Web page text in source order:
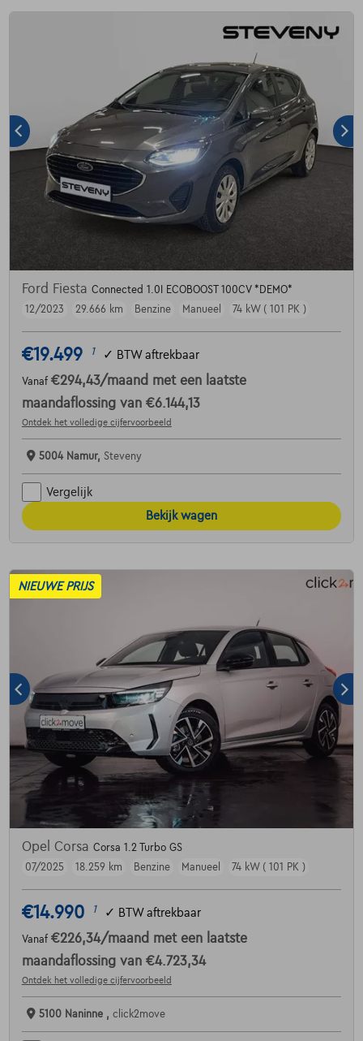
Ford Fiesta Connected 1.0I ECOBOOST 100CV *DEMO*
12/2023
29.666 km Benzine Manueel 74 kW ( 101 PK )
€19.499 1 ✓ BTW aftrekbaar
Vanaf €294,43/maand met een laatste
maandaflossing van €6.144,13
Ontdek het volledige cijfervoorbeeld
5004 Namur, Steveny
Vergelijk
Bekijk wagen
NIEUWE PRIJS
Opel Corsa Corsa 1.2 Turbo GS
07/2025
18.259 km Benzine Manueel 74 kW ( 101 PK )
€14.990 1 ✓ BTW aftrekbaar
Vanaf €226,34/maand met een laatste
maandaflossing van €4.723,34
Ontdek het volledige cijfervoorbeeld
5100 Naninne , click2move